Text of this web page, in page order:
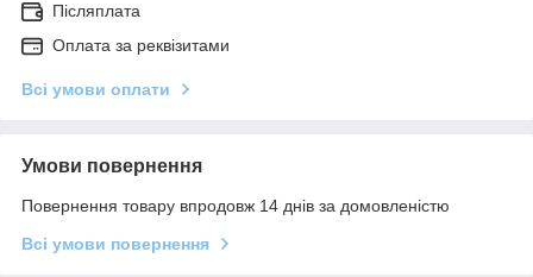
Післяплата
Оплата за реквізитами
Всі умови оплати
Умови повернення
Повернення товару впродовж 14 днів за домовленістю
Всі умови повернення